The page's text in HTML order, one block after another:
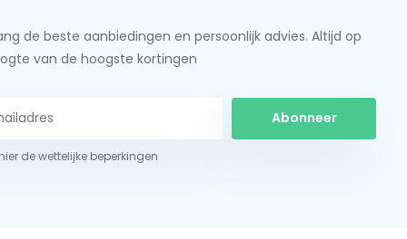
de beste aanbiedingen en persoonlijk advies. Altijd op
van de hoogste kortingen
Abonneer
de wettelijke beperkingen